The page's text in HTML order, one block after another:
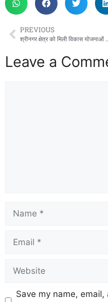
PREVIOUS
श्रीनगर क्षेत्र को मिली विकास योजनाओं
Leave a
Save my name,